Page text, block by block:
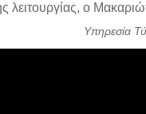
λειτουργίας, ο
Υπηρεσία